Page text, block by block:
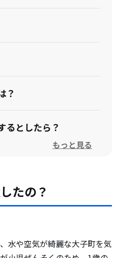
？
るとしたら？
もっと見る
たの？
水や空気が綺麗な大子町を気